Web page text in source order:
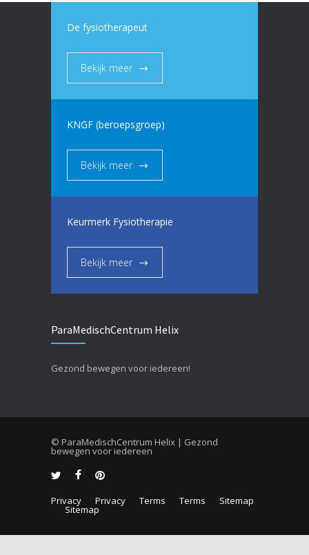
De fysiotherapeut
Bekijk meer
KNGF (beroepsgroep)
Bekijk meer
Keurmerk Fysiotherapie
Bekijk meer
ParaMedischCentrum Helix
Gezond bewegen voor iedereen!
© ParaMedischCentrum Helix | Gezond
bewegen voor iedereen
Privacy Privacy Terms Terms Sitemap
Sitemap